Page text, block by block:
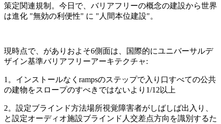
策定関連規制。今日で、バリアフリーの概念の建設から世界
は進化 "無効の利便性" に "人間本位建設"。
現時点で、がありおよそ6側面は、国際的にユニバーサルデ
ザイン基準バリアフリーアーキテクチャ:
1。インストールなくrampsのステップで入り口すべての公共
の建物をスロープのすべきではないより1/12以上
2。設定ブラインド方法場所視覚障害者がしばしば出入り、
と設定オーディオ施設ブラインド人交差点方向を識別するた